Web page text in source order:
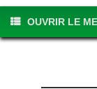
OUVRIR LE